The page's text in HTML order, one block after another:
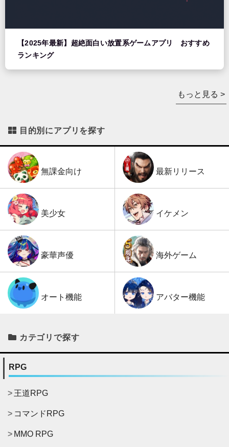
【2025年最新】超絶面白い放置系ゲームアプリ おすすめ
ランキング
もっと見る >
目的別にアプリを探す
無課金向け 最新リリース
美少女 イケメン
豪華声優 海外ゲーム
オート機能 アバター機能
カテゴリで探す
RPG
王道RPG
コマンドRPG
MMO RPG